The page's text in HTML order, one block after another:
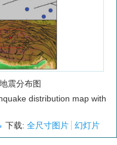
震分布图
distribution map with
下载:全尺寸图片 幻灯片